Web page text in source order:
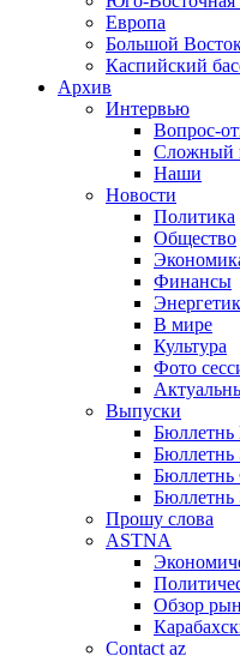
Европа
Большой
Каспийский
Архив
Интервью
Вопрос-
Сложный
Наши
Новости
Политика
Общество
Финансы
В мире
Культура
Фото
Выпуски
Бюллетнь
Бюллетнь
Бюллетнь
Прошу слова
ASTNA
Обзор
Contact az